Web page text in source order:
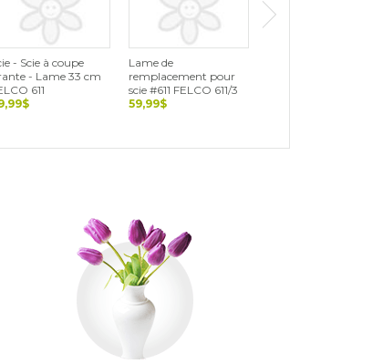
- Scie à coupe
- Lame 33 cm
611
Lame de
remplacement pour
scie #611 FELCO 611/3
59,99$